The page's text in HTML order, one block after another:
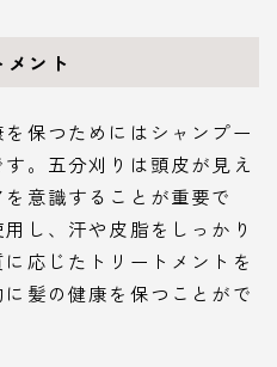
ント
保つためにはシャンプー
。五分刈りは頭皮が見え
意識することが重要で
し、汗や皮脂をしっかり
応じたトリートメントを
髪の健康を保つことがで